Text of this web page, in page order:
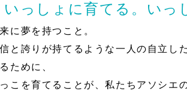
っしょに育てる。いっ
に夢を持つこと。
と誇りが持てるような一人の自立し
ために、
こを育てることが、私たちアソシエ